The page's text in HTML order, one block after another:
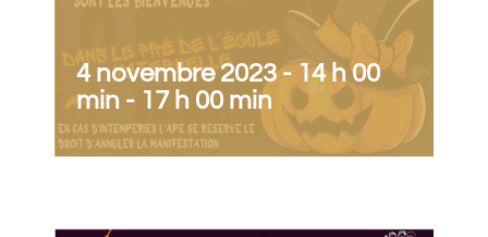
4 novembre 2023 - 14 h 00
min - 17 h 00 min